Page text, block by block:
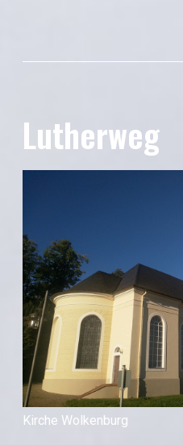
Lutherweg
Kirche Wolkenburg